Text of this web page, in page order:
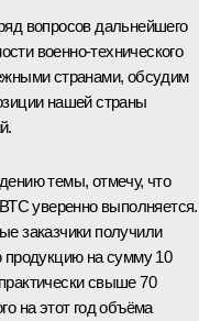
вопросов дальнейшего
военно-технического
странами, обсудим
нашей страны
темы, отмечу, что
уверенно выполняется.
заказчики получили
продукцию на сумму 10
свыше 70
на этот год объёма